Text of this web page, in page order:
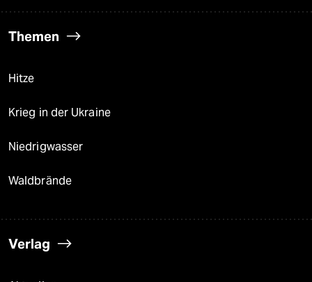
Themen
Hitze
Krieg in der Ukraine
Niedrigwasser
Waldbrände
Verlag